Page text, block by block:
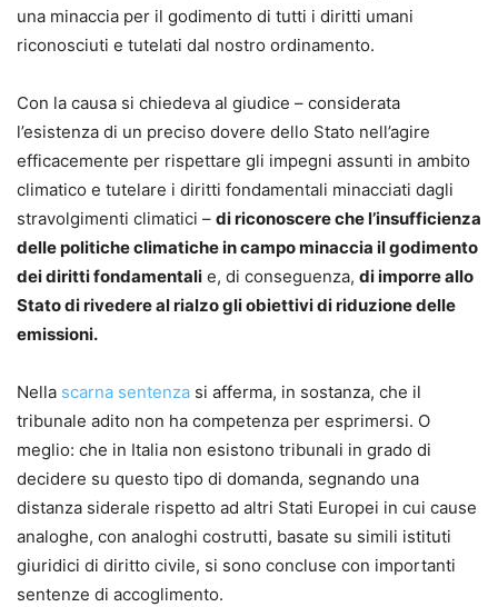
una minaccia per il godimento di tutti i diritti umani
riconosciuti e tutelati dal nostro ordinamento.
Con la causa si chiedeva al giudice – considerata
l’esistenza di un preciso dovere dello Stato nell’agire
efficacemente per rispettare gli impegni assunti in ambito
climatico e tutelare i diritti fondamentali minacciati dagli
stravolgimenti climatici – di riconoscere che l’insufficienza
delle politiche climatiche in campo minaccia il godimento
dei diritti fondamentali e, di conseguenza, di imporre allo
Stato di rivedere al rialzo gli obiettivi di riduzione delle
emissioni.
Nella scarna sentenza si afferma, in sostanza, che il
tribunale adito non ha competenza per esprimersi. O
meglio: che in Italia non esistono tribunali in grado di
decidere su questo tipo di domanda, segnando una
distanza siderale rispetto ad altri Stati Europei in cui cause
analoghe, con analoghi costrutti, basate su simili istituti
giuridici di diritto civile, si sono concluse con importanti
sentenze di accoglimento.